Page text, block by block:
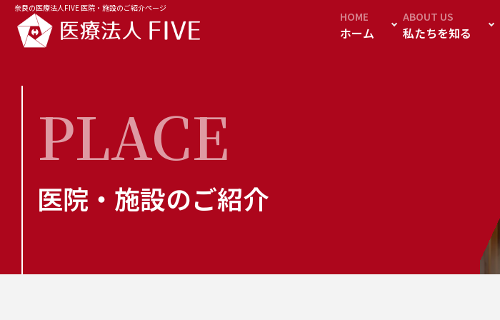
奈良の医療法人FIVE 医院・施設のご紹介ページ
HOME
ホーム
ABOUT US
私たちを知る
PLACE
医院・施設のご紹介